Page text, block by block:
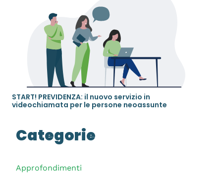
START! PREVIDENZA: il nuovo servizio in
videochiamata per le persone neoassunte
Categorie
Approfondimenti